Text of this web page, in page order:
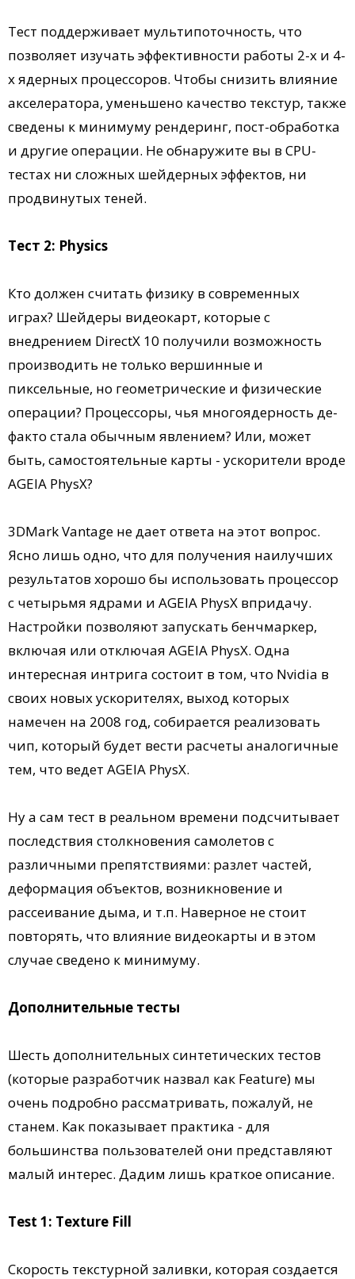
Тест поддерживает мультипоточность, что
позволяет изучать эффективности работы 2-х и 4-
х ядерных процессоров. Чтобы снизить влияние
акселератора, уменьшено качество текстур, также
сведены к минимуму рендеринг, пост-обработка
и другие операции. Не обнаружите вы в CPU-
тестах ни сложных шейдерных эффектов, ни
продвинутых теней.
Тест 2: Physics
Кто должен считать физику в современных
играх? Шейдеры видеокарт, которые с
внедрением DirectX 10 получили возможность
производить не только вершинные и
пиксельные, но геометрические и физические
операции? Процессоры, чья многоядерность де-
факто стала обычным явлением? Или, может
быть, самостоятельные карты - ускорители вроде
AGEIA PhysX?
3DMark Vantage не дает ответа на этот вопрос.
Ясно лишь одно, что для получения наилучших
результатов хорошо бы использовать процессор
с четырьмя ядрами и AGEIA PhysX впридачу.
Настройки позволяют запускать бенчмаркер,
включая или отключая AGEIA PhysX. Одна
интересная интрига состоит в том, что Nvidia в
своих новых ускорителях, выход которых
намечен на 2008 год, собирается реализовать
чип, который будет вести расчеты аналогичные
тем, что ведет AGEIA PhysX.
Ну а сам тест в реальном времени подсчитывает
последствия столкновения самолетов с
различными препятствиями: разлет частей,
деформация объектов, возникновение и
рассеивание дыма, и т.п. Наверное не стоит
повторять, что влияние видеокарты и в этом
случае сведено к минимуму.
Дополнительные тесты
Шесть дополнительных синтетических тестов
(которые разработчик назвал как Feature) мы
очень подробно рассматривать, пожалуй, не
станем. Как показывает практика - для
большинства пользователей они представляют
малый интерес. Дадим лишь краткое описание.
Test 1: Texture Fill
Скорость текстурной заливки, которая создается